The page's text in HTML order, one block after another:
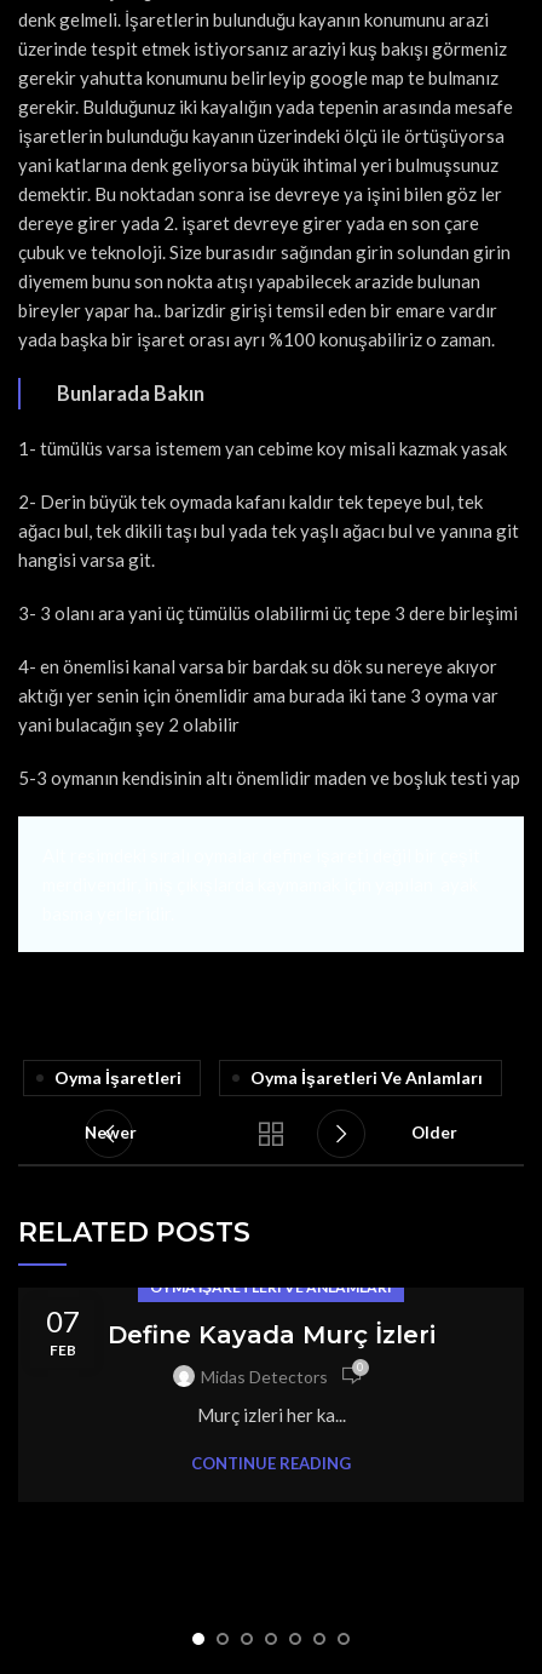
denk gelmeli. İşaretlerin bulunduğu kayanın konumunu arazi
üzerinde tespit etmek istiyorsanız araziyi kuş bakışı görmeniz
gerekir yahutta konumunu belirleyip google map te bulmanız
gerekir. Bulduğunuz iki kayalığın yada tepenin arasında mesafe
işaretlerin bulunduğu kayanın üzerindeki ölçü ile örtüşüyorsa
yani katlarına denk geliyorsa büyük ihtimal yeri bulmuşsunuz
demektir. Bu noktadan sonra ise devreye ya işini bilen göz ler
dereye girer yada 2. işaret devreye girer yada en son çare
çubuk ve teknoloji. Size burasıdır sağından girin solundan girin
diyemem bunu son nokta atışı yapabilecek arazide bulunan
bireyler yapar ha.. barizdir girişi temsil eden bir emare vardır
yada başka bir işaret orası ayrı %100 konuşabiliriz o zaman.
Bunlarada Bakın
1- tümülüs varsa istemem yan cebime koy misali kazmak yasak
2- Derin büyük tek oymada kafanı kaldır tek tepeye bul, tek
ağacı bul, tek dikili taşı bul yada tek yaşlı ağacı bul ve yanına git
hangisi varsa git.
3- 3 olanı ara yani üç tümülüs olabilirmi üç tepe 3 dere birleşimi
4- en önemlisi kanal varsa bir bardak su dök su nereye akıyor
aktığı yer senin için önemlidir ama burada iki tane 3 oyma var
yani bulacağın şey 2 olabilir
5-3 oymanın kendisinin altı önemlidir maden ve boşluk testi yap
Oyma İşaretleri Oyma İşaretleri Ve Anlamları
Newer Older
RELATED POSTS
07
FEB
OYMA İŞARETLERI VE ANLAMLARI
Define Kayada Murç İzleri
Midas Detectors 0
Murç izleri her ka...
CONTINUE READING